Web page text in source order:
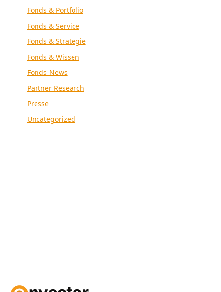
Fonds & Portfolio
Fonds & Service
Fonds & Strategie
Fonds & Wissen
Fonds-News
Partner Research
Presse
Uncategorized